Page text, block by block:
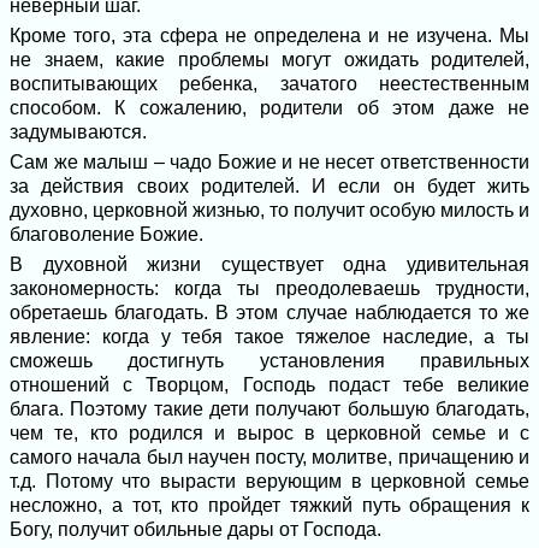
неверный шаг.
Кроме того, эта сфера не определена и не изучена. Мы
не знаем, какие проблемы могут ожидать родителей,
воспитывающих ребенка, зачатого неестественным
способом. К сожалению, родители об этом даже не
задумываются.
Сам же малыш – чадо Божие и не несет ответственности
за действия своих родителей. И если он будет жить
духовно, церковной жизнью, то получит особую милость и
благоволение Божие.
В духовной жизни существует одна удивительная
закономерность: когда ты преодолеваешь трудности,
обретаешь благодать. В этом случае наблюдается то же
явление: когда у тебя такое тяжелое наследие, а ты
сможешь достигнуть установления правильных
отношений с Творцом, Господь подаст тебе великие
блага. Поэтому такие дети получают большую благодать,
чем те, кто родился и вырос в церковной семье и с
самого начала был научен посту, молитве, причащению и
т.д. Потому что вырасти верующим в церковной семье
несложно, а тот, кто пройдет тяжкий путь обращения к
Богу, получит обильные дары от Господа.